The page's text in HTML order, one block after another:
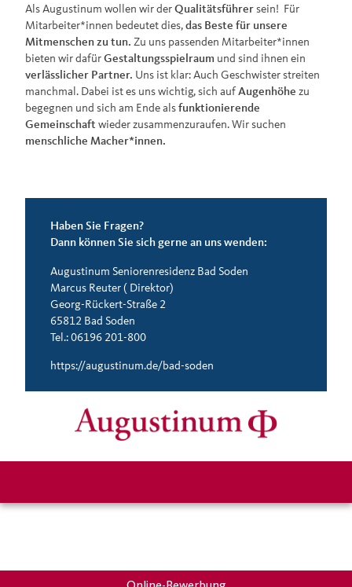
Als Augustinum wollen wir derQualitätsführersein! Für
Mitarbeiter*innen bedeutet dies,das Beste für unsere
Mitmenschen zu tun. Zu uns passenden Mitarbeiter*innen
bieten wir dafürGestaltungsspielraum und sind ihnen ein
verlässlicher Partner. Uns ist klar: Auch Geschwister streiten
manchmal. Dabei ist es uns wichtig, sich aufAugenhöhe zu
begegnen und sich am Ende alsfunktionierende
Gemeinschaft wieder zusammenzuraufen. Wir suchen
menschliche Macher*innen.
Haben Sie Fragen?
Dann können Sie sich gerne an uns wenden:
Augustinum Seniorenresidenz Bad Soden
Marcus Reuter ( Direktor)
Georg-Rückert-Straße 2
65812 Bad Soden
Tel.: 06196 201-800
https://augustinum.de/bad-soden